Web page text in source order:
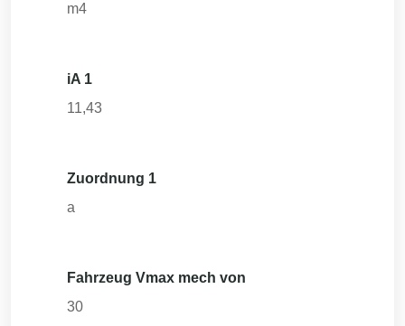
m4
iA 1
11,43
Zuordnung 1
a
Fahrzeug Vmax mech von
30